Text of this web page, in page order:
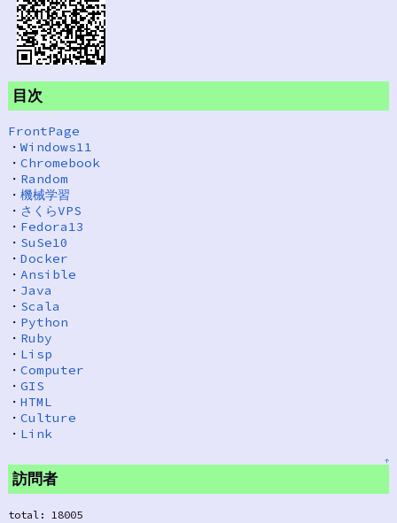
目次
FrontPage
・Windows11
・ Chromebook
・ Random
・ 機械学習
・ さくらVPS
・ Fedora13
・ SuSe10
・ Docker
・ Ansible
・ Java
・ Scala
・ Python
・ Ruby
・ Lisp
・ Computer
・ GIS
・ HTML
・ Culture
・ Link
↑
訪問者
total: 18005